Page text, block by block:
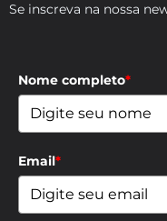
Se inscreva na nossa
Nome completo*
Email*